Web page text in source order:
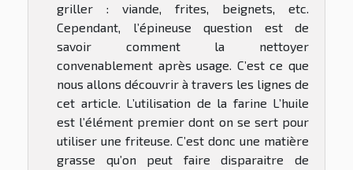
griller : viande, frites, beignets, etc.
Cependant, l’épineuse question est de
savoir comment la nettoyer
convenablement après usage. C’est ce que
nous allons découvrir à travers les lignes de
cet article. L’utilisation de la farine L’huile
est l’élément premier dont on se sert pour
utiliser une friteuse. C’est donc une matière
grasse qu’on peut faire disparaitre de